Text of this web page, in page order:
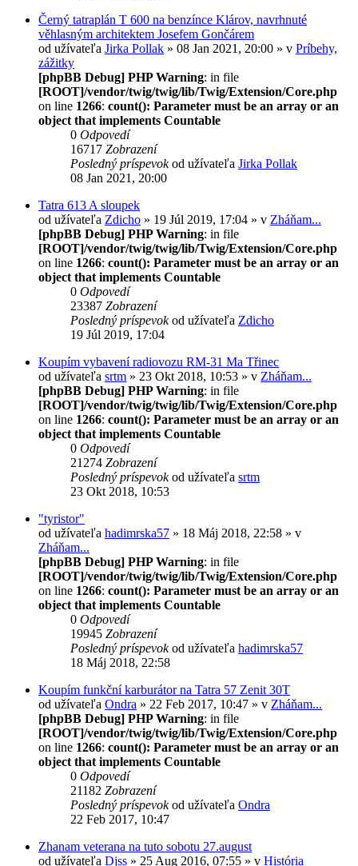
Černý tatraplán T 600 na benzínce Klárov, navrhnuté
věhlasným architektem Josefem Gončárem
od užívateľa Jirka Pollak » 08 Jan 2021, 20:00 » v Príbehy,
zážitky
[phpBB Debug] PHP Warning: in file
[ROOT]/vendor/twig/twig/lib/Twig/Extension/Core.php
on line 1266: count(): Parameter must be an array or an
object that implements Countable
0 Odpovedí
16717 Zobrazení
Posledný príspevokod užívateľa Jirka Pollak
08 Jan 2021, 20:00
Tatra 613 A sloupek
od užívateľa Zdicho » 19 Júl 2019, 17:04 » v Zháňam...
[phpBB Debug] PHP Warning: in file
[ROOT]/vendor/twig/twig/lib/Twig/Extension/Core.php
on line 1266: count(): Parameter must be an array or an
object that implements Countable
0 Odpovedí
23387 Zobrazení
Posledný príspevokod užívateľa Zdicho
19 Júl 2019, 17:04
Koupím vybavení radiovozu RM-31 Ma Třinec
od užívateľa srtm » 23 Okt 2018, 10:53 » v Zháňam...
[phpBB Debug] PHP Warning: in file
[ROOT]/vendor/twig/twig/lib/Twig/Extension/Core.php
on line 1266: count(): Parameter must be an array or an
object that implements Countable
0 Odpovedí
21274 Zobrazení
Posledný príspevokod užívateľa srtm
23 Okt 2018, 10:53
"tyristor"
od užívateľa hadimrska57 » 18 Máj 2018, 22:58 » v
Zháňam...
[phpBB Debug] PHP Warning: in file
[ROOT]/vendor/twig/twig/lib/Twig/Extension/Core.php
on line 1266: count(): Parameter must be an array or an
object that implements Countable
0 Odpovedí
19945 Zobrazení
Posledný príspevokod užívateľa hadimrska57
18 Máj 2018, 22:58
Koupím funkční karburátor na Tatra 57 Zenit 30T
od užívateľa Ondra » 22 Feb 2017, 10:47 » v Zháňam...
[phpBB Debug] PHP Warning: in file
[ROOT]/vendor/twig/twig/lib/Twig/Extension/Core.php
on line 1266: count(): Parameter must be an array or an
object that implements Countable
0 Odpovedí
21182 Zobrazení
Posledný príspevokod užívateľa Ondra
22 Feb 2017, 10:47
Zhanam veterana na tuto sobotu 27.august
od užívateľa Djss » 25 Aug 2016, 07:55 » v História